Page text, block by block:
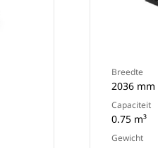
Breedte
2036 mm
Capaciteit
0.75 m³
Gewicht